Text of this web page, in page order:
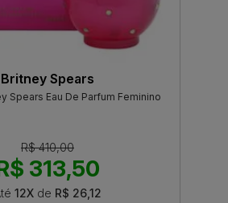
Britney Spears
Spears Eau De Parfum Feminino
R$ 410,00
313,50
12X de R$ 26,12